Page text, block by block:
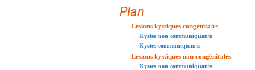
Plan
Lésions kystiques congénitales
Kystes non communiquants
Kystes communiquants
Lésions kystiques non congénitales
Kystes non communiquants